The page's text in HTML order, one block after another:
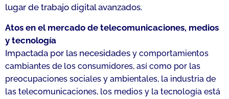
lugar de trabajo digital avanzados.
Atos en el mercado de telecomunicaciones, medios
y tecnología
Impactada por las necesidades y comportamientos
cambiantes de los consumidores, así como por las
preocupaciones sociales y ambientales, la industria de
las telecomunicaciones, los medios y la tecnología está